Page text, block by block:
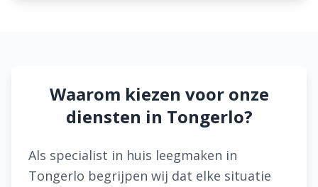
Waarom kiezen voor onze
diensten in Tongerlo?
Als specialist in huis leegmaken in
Tongerlo begrijpen wij dat elke situatie